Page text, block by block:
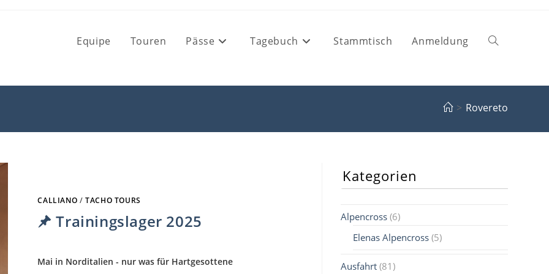
Equipe Touren Pässe Tagebuch Stammtisch Anmeldung Website-
Suche
> Rovereto
CALLIANO /TACHO TOURS
Trainingslager 2025
Mai in Norditalien - nur was für Hartgesottene
Kategorien
Alpencross (6)
Elenas Alpencross (5)
Ausfahrt (81)